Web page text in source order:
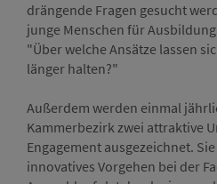
drängende Fragen gesucht
junge Menschen für
"Über welche Ansätze lassen
länger halten?"
Außerdem werden einmal
Kammerbezirk zwei attraktive
Engagement ausgezeichnet.
innovatives Vorgehen bei der